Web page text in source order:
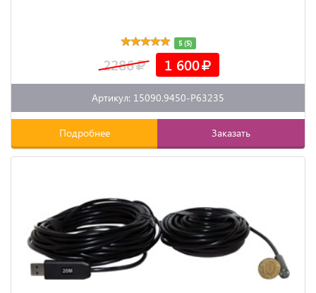
5 (5)
2286 1 600
Артикул: 15090.9450-P63235
Подробнее Заказать